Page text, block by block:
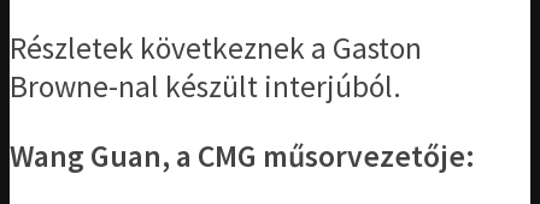
Részletek következnek a Gaston
Browne-nal készült interjúból.
Wang Guan, a CMG műsorvezetője: